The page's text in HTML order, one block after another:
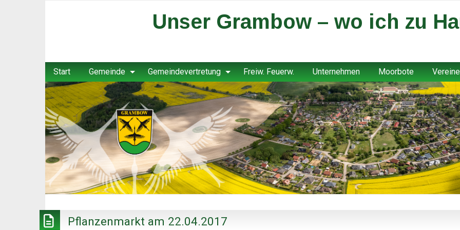
Unser Grambow – wo ich zu
Start Gemeinde Gemeindevertretung Freiw. Feuerw. Unternehmen Moorbote Vereine
Pflanzenmarkt am 22.04.2017